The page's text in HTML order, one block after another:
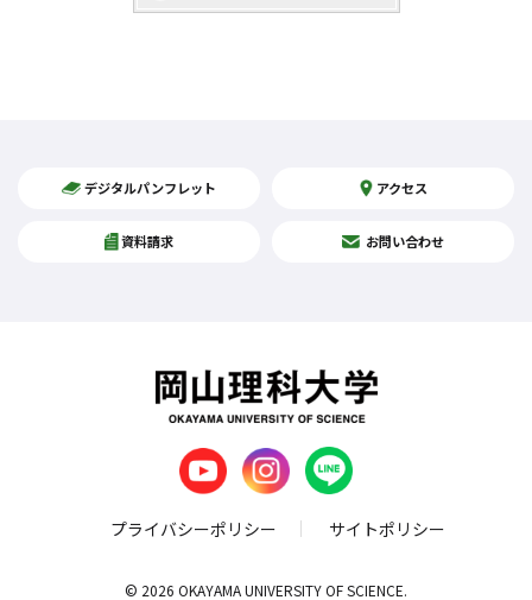
デジタルパンフレット アクセス
資料請求 お問い合わせ
プライバシーポリシー サイトポリシー
© 2026 OKAYAMA UNIVERSITY OF SCIENCE.